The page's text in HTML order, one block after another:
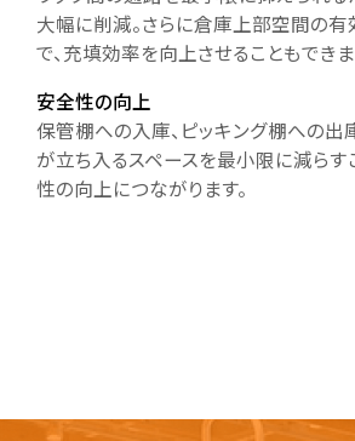
大幅に削減。さらに倉庫上部空間の
で、充填効率を向上させることもできま
安全性の向上
保管棚への入庫、ピッキング棚への出
が立ち入るスペースを最小限に減らす
性の向上につながります。